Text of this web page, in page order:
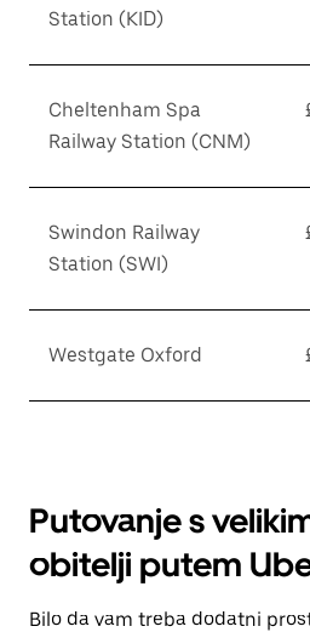
Station (KID)
Cheltenham Spa
Railway Station (CNM)
Swindon Railway
Station (SWI)
Westgate Oxford
Putovanje s
obitelji putem
Bilo da vam treba dodatni